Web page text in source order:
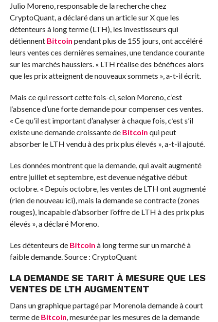
Julio Moreno, responsable de la recherche chez
CryptoQuant, a déclaré dans un article sur X que les
détenteurs à long terme (LTH), les investisseurs qui
détiennent Bitcoin pendant plus de 155 jours, ont accéléré
leurs ventes ces dernières semaines, une tendance courante
sur les marchés haussiers. « LTH réalise des bénéfices alors
que les prix atteignent de nouveaux sommets », a-t-il écrit.
Mais ce qui ressort cette fois-ci, selon Moreno, c’est
l’absence d’une forte demande pour compenser ces ventes.
« Ce qu’il est important d’analyser à chaque fois, c’est s’il
existe une demande croissante de Bitcoin qui peut
absorber le LTH vendu à des prix plus élevés », a-t-il ajouté.
Les données montrent que la demande, qui avait augmenté
entre juillet et septembre, est devenue négative début
octobre. « Depuis octobre, les ventes de LTH ont augmenté
(rien de nouveau ici), mais la demande se contracte (zones
rouges), incapable d’absorber l’offre de LTH à des prix plus
élevés », a déclaré Moreno.
Les détenteurs de Bitcoin à long terme sur un marché à
faible demande. Source : CryptoQuant
LA DEMANDE SE TARIT À MESURE QUE LES
VENTES DE LTH AUGMENTENT
Dans ungraphique partagé par Morenola demande à court
terme de Bitcoin, mesurée par les mesures de la demande